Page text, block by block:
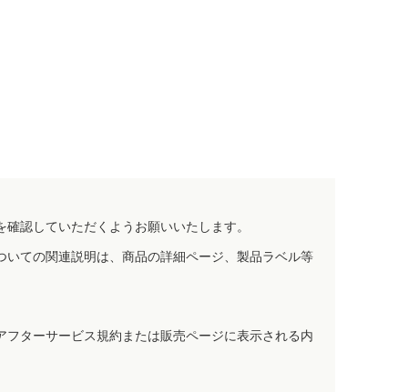
認していただくようお願いいたします。
ての関連説明は、商品の詳細ページ、製品ラベル等
ターサービス規約または販売ページに表示される内